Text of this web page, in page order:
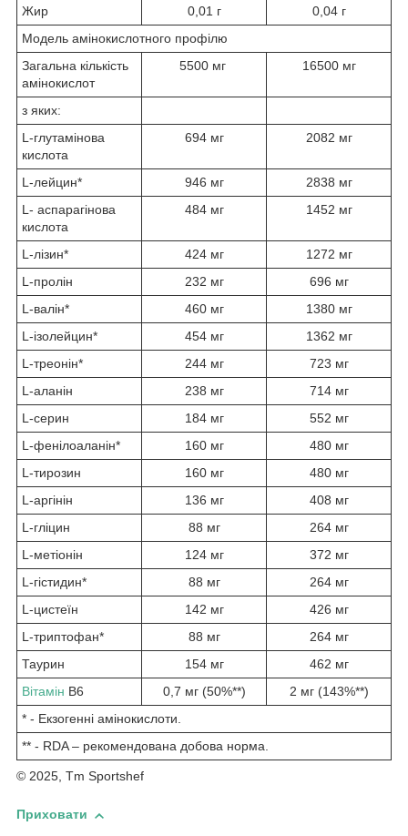
Жир 0,01 г
0,04 г
Модель амінокислотного профілю
Загальна кількість
амінокислот
5500 мг 16500 мг
з яких:
L-глутамінова
кислота
694 мг 2082 мг
L-лейцин* 946 мг
2838 мг
L- аспарагінова
кислота
484 мг 1452 мг
L-лізин* 424 мг
1272 мг
L-пролін
232 мг
696 мг
L-валін*
460 мг
1380 мг
L-ізолейцин*
454 мг
1362 мг
L-треонін*
244 мг
723 мг
L-аланін
238 мг
714 мг
L-серин
184 мг
552 мг
L-фенілоаланін*
160 мг
480 мг
L-тирозин
160 мг
480 мг
L-аргінін
136 мг
408 мг
L-гліцин
88 мг
264 мг
L-метіонін
124 мг
372 мг
L-гістидин*
88 мг
264 мг
L-цистеїн
142 мг
426 мг
L-триптофан*
88 мг
264 мг
Таурин
154 мг
462 мг
Вітамін B6 0,7 мг (50%**)
2 мг (143%**)
* - Екзогенні амінокислоти.
** - RDA – рекомендована добова норма.
© 2025, Tm Sportshef
Приховати